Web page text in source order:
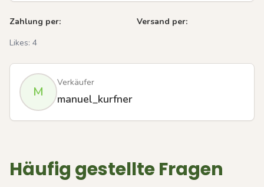
Zahlung per:
Versand per:
Likes: 4
M
Verkäufer
manuel_kurfner
Häufig gestellte Fragen